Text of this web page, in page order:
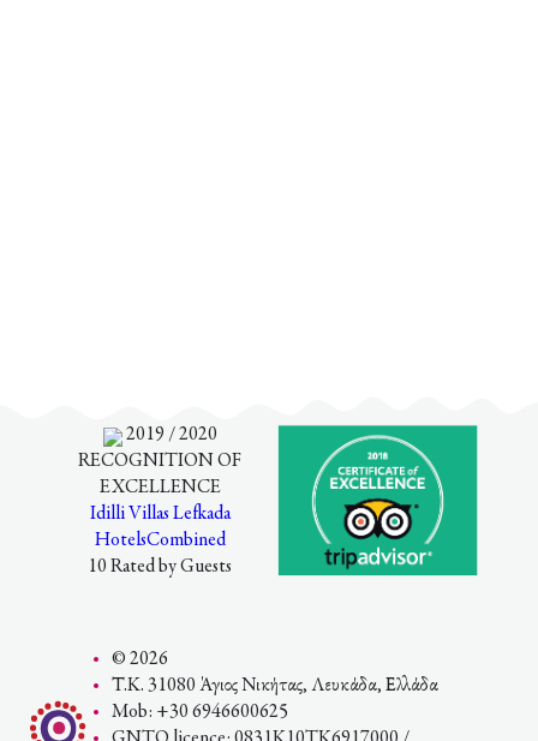
2019 / 2020
RECOGNITION OF
EXCELLENCE
Idilli Villas Lefkada
HotelsCombined
10 Rated by Guests
© 2026
Τ.Κ. 31080 Άγιος Νικήτας, Λευκάδα, Ελλάδα
Mob: +30 6946600625